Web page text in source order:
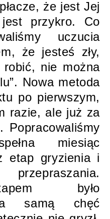
że jest Jej
przykro. Co
uczucia
że jesteś zły,
nie można
Nowa metoda
po pierwszym,
razie, ale już za
Popracowaliśmy
miesiąc
etap gryzienia i
przepraszania.
było
samą chęć